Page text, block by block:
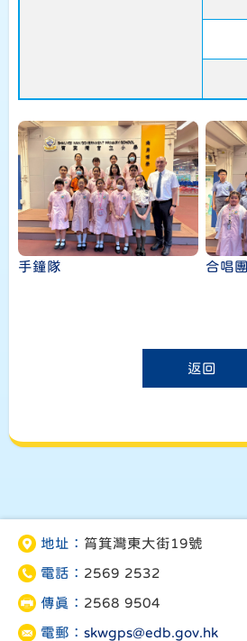
手鐘隊 合唱團
返回
地址： 筲箕灣東大街19號
電話： 2569 2532
傳真： 2568 9504
電郵： skwgps@edb.gov.hk